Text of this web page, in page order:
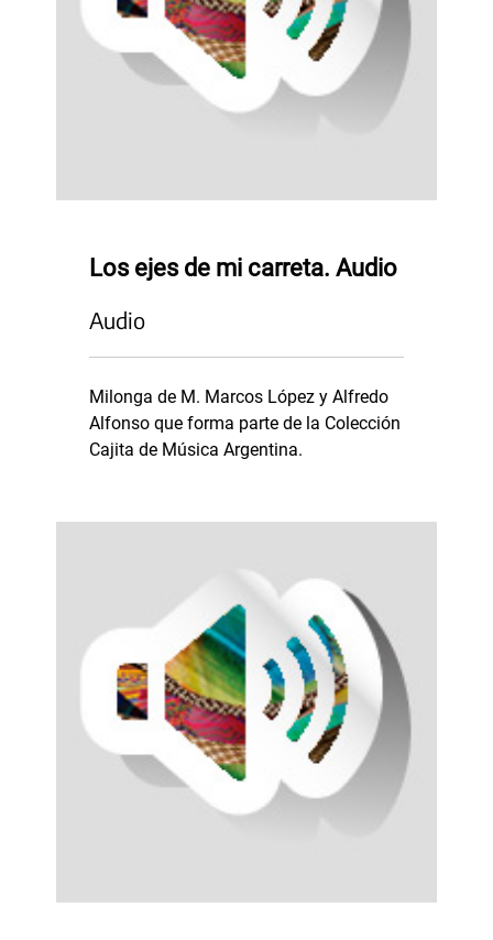
Los ejes de mi carreta. Audio
Audio
Milonga de M. Marcos López y Alfredo
Alfonso que forma parte de la Colección
Cajita de Música Argentina.